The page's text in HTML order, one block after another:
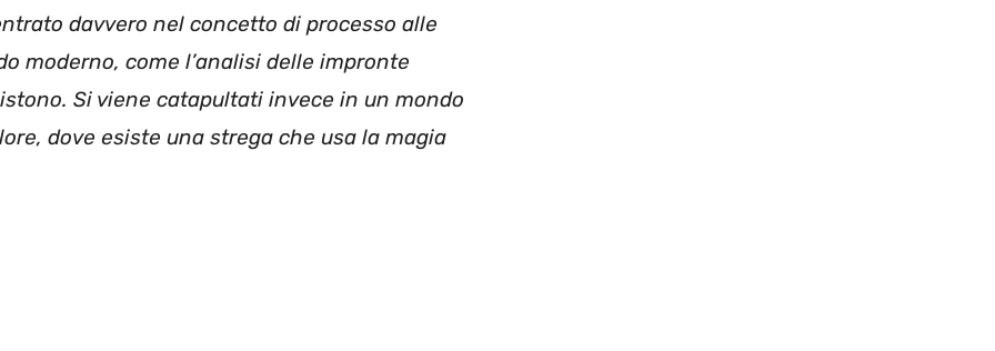
davvero nel concetto di processo alle
moderno, come l’analisi delle impronte
Si viene catapultati invece in un mondo
dove esiste una strega che usa la magia